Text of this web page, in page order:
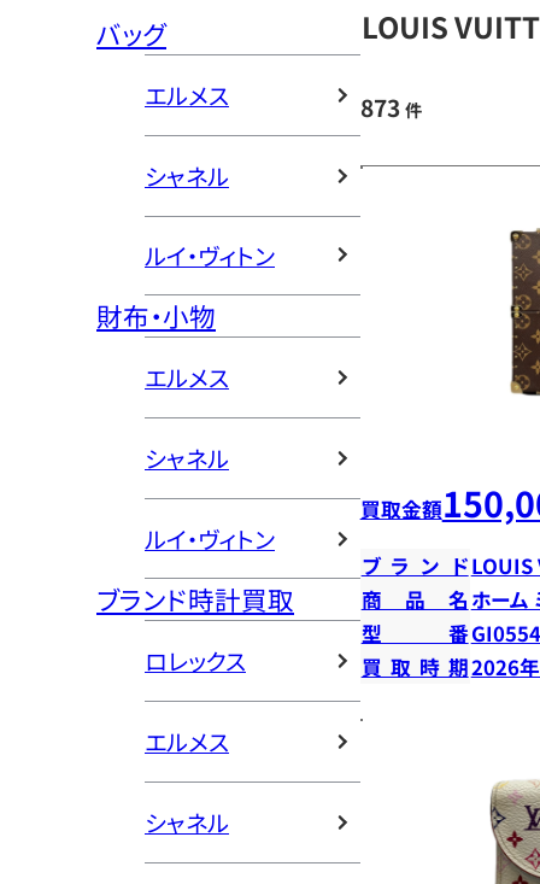
バッグ
エルメス
シャネル
ルイ・ヴィトン
財布・小物
エルメス
シャネル
ルイ・ヴィトン
ブランド時計買取
ロレックス
エルメス
シャネル
LOUIS
873 件
買取金額
ブランドLOUIS
商品名 ホーム
型番GI0554
買取時期2026